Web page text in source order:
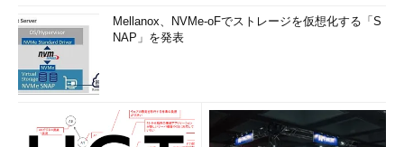
Mellanox、NVMe-oFでストレージを仮想化する「S
NAP」を発表